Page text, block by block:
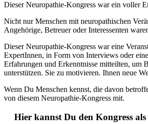
Dieser Neuropathie-Kongress war ein voller
Nicht nur Menschen mit neuropathischen
Angehörige, Betreuer oder Interessenten
Dieser Neuropathie-Kongress war eine
ExpertInnen, in Form von Interviews oder
Erfahrungen und Erkenntnisse mitteilten, um
unterstützen. Sie zu motivieren. Ihnen neue
Wenn Du Menschen kennst, die davon
von diesem Neuropathie-Kongress mit.
Hier kannst Du den Kongress